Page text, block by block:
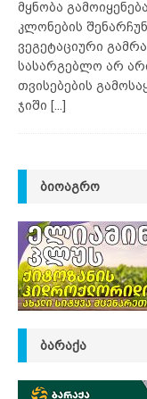
მყნობა
კლონების
ვეგეტაციური
სასარგებლო არ
თვისებების
ჯიში [...]
ᲑᲘᲝᲐᲒᲠᲝ
ᲑᲐᲠᲐᲥᲐ